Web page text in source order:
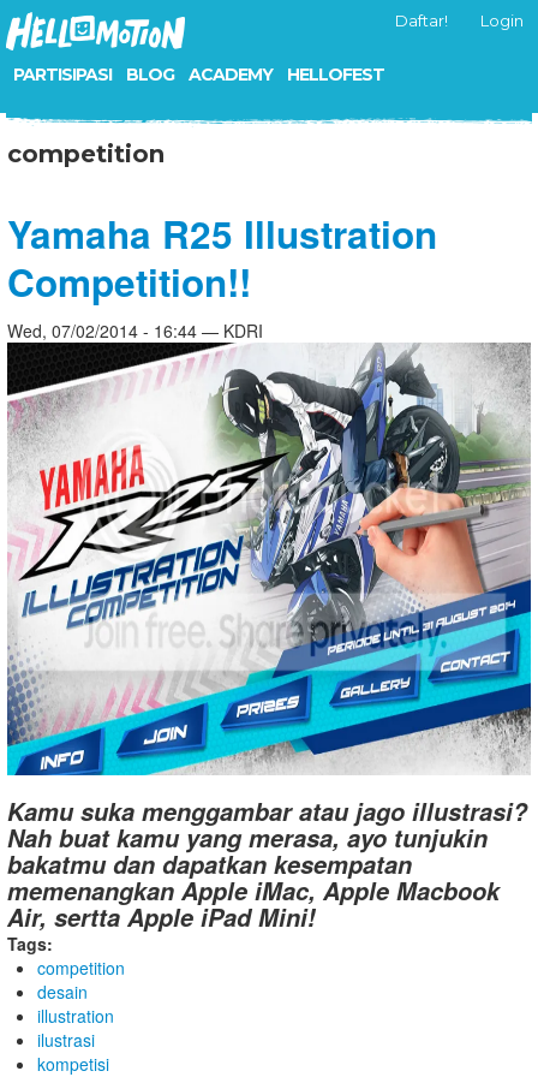
PARTISIPASI BLOG ACADEMY HELLOFEST
Daftar! Login
competition
Yamaha R25 Illustration
Competition!!
Wed, 07/02/2014 - 16:44 — KDRI
Kamu suka menggambar atau jago illustrasi?
Nah buat kamu yang merasa, ayo tunjukin
bakatmu dan dapatkan kesempatan
memenangkan Apple iMac, Apple Macbook
Air, sertta Apple iPad Mini!
Tags:
competition
desain
illustration
ilustrasi
kompetisi